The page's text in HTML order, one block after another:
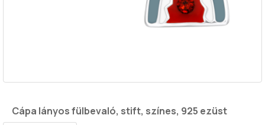
Cápa lányos fülbevaló, stift, színes, 925 ezüst